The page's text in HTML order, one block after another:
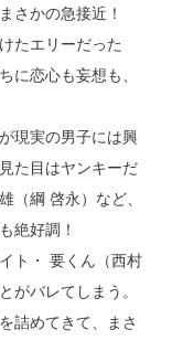
さかの急接近！
たエリーだった
に恋心も妄想も、
現実の男子には興
た目はヤンキーだ
（綱 啓永）など、
絶好調！
ト・ 要くん（西村
がバレてしまう。
詰めてきて、まさ